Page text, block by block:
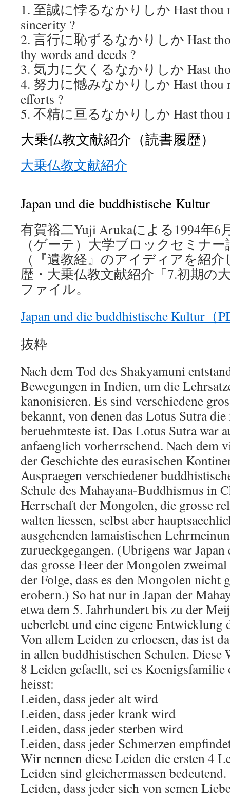
1. 至誠に悖るなかりしか Hast thou
sincerity ?
2. 言行に恥ずるなかりしか Hast
thy words and deeds ?
3. 気力に欠くるなかりしか Hast
4. 努力に憾みなかりしか Hast thou
efforts ?
5. 不精に亘るなかりしか Hast thou
大乗仏教文献紹介（読書履歴）
大乗仏教文献紹介
Japan und die buddhistische Kultur
有賀裕二Yuji Arukaによる1994年
（ゲーテ）大学ブロックセミナ
（『遺教経』のアイディアを紹
歴・大乗仏教文献紹介「7.初期の
ファイル。
Japan und die buddhistische Kultur（
抜粋
Nach dem Tod des Shakyamuni
Bewegungen in Indien, um die
kanonisieren. Es sind verschiedene
bekannt, von denen das Lotus Sutra die
beruehmteste ist. Das Lotus Sutra war
anfaenglich vorherrschend. Nach dem
der Geschichte des eurasischen
Auspraegen verschiedener
Schule des Mahayana-Buddhismus in
Herrschaft der Mongolen, die grosse
walten liessen, selbst aber
ausgehenden lamaistischen
zurueckgegangen. (Ubrigens war
das grosse Heer der Mongolen
der Folge, dass es den Mongolen nicht
erobern.) So hat nur in Japan der
etwa dem 5. Jahrhundert bis zu der
ueberlebt und eine eigene Entwicklung
Von allem Leiden zu erloesen, das ist
in allen buddhistischen Schulen. Diese
8 Leiden gefaellt, sei es Koenigsfamilie
heisst:
Leiden, dass jeder alt wird
Leiden, dass jeder krank wird
Leiden, dass jeder sterben wird
Leiden, dass jeder Schmerzen
Wir nennen diese Leiden die ersten 4
Leiden sind gleichermassen bedeutend.
Leiden, dass jeder sich von semen